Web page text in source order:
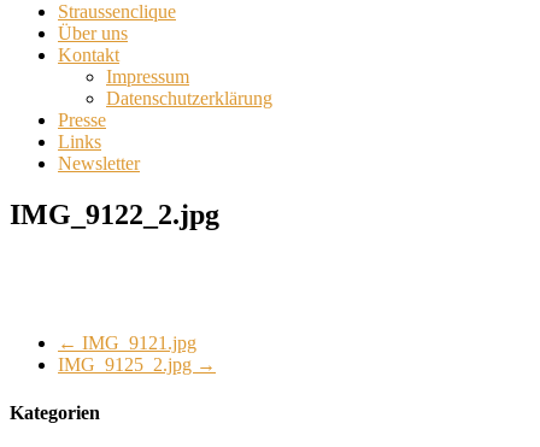
Straussenclique
Über uns
Kontakt
Impressum
Datenschutzerklärung
Presse
Links
Newsletter
IMG_9122_2.jpg
← IMG_9121.jpg
IMG_9125_2.jpg →
Kategorien